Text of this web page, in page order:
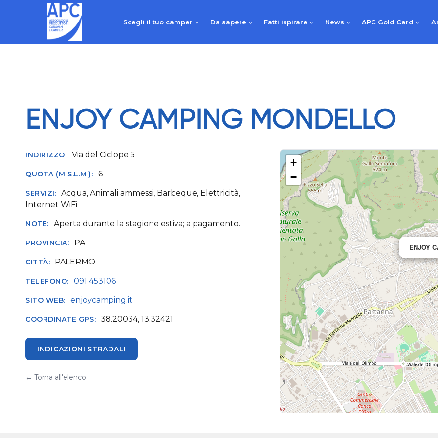
Scegli il tuo camper Da sapere Fatti ispirare News APC Gold Card
ENJOY CAMPING MONDELLO
INDIRIZZO: Via del Ciclope 5
QUOTA (M S.L.M.): 6
SERVIZI: Acqua, Animali ammessi, Barbeque, Elettricità,
Internet WiFi
NOTE: Aperta durante la stagione estiva; a pagamento.
PROVINCIA: PA
CITTÀ: PALERMO
TELEFONO: 091 453106
SITO WEB: enjoycamping.it
COORDINATE GPS: 38.20034, 13.32421
INDICAZIONI STRADALI
← Torna all'elenco
ENJOY
+
−